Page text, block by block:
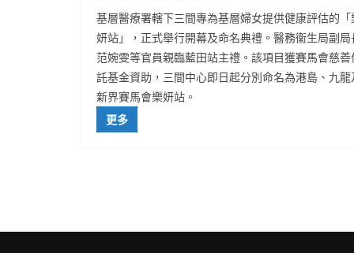
基層醫療署轄下三間專為基層婦女提供健康評估的「
妍站」，正式舉行開幕及命名典禮。醫務衞生局副局
范婉雯等官員親臨藍田站主禮。該項目獲賽馬會慈善
託基金資助，三間中心即日起分別命名為港島、九龍
新界賽馬會樂妍站。
更多